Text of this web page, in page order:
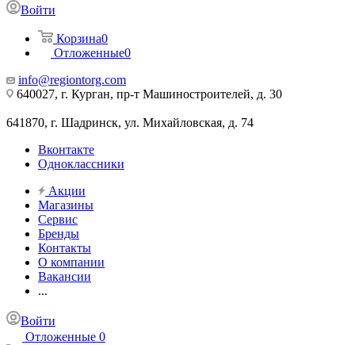
Войти
Корзина0
Отложенные0
info@regiontorg.com
640027, г. Курган, пр-т Машиностроителей, д. 30
641870, г. Шадринск, ул. Михайловская, д. 74
Вконтакте
Одноклассники
Акции
Магазины
Сервис
Бренды
Контакты
О компании
Вакансии
...
Войти
Отложенные 0